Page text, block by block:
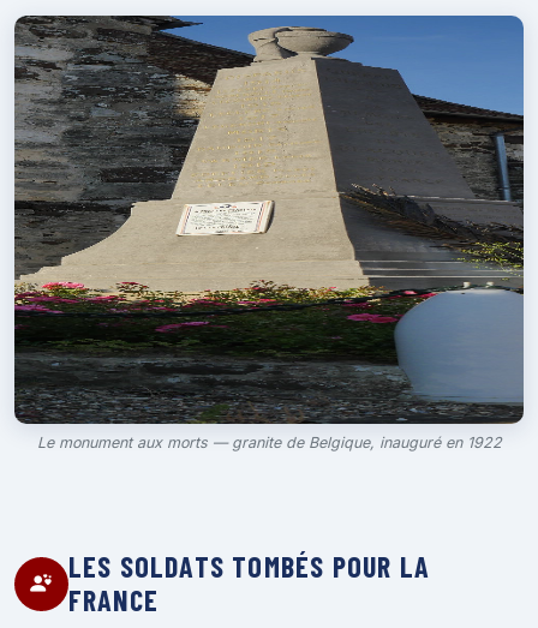
Le monument aux morts — granite de Belgique, inauguré en 1922
LES SOLDATS TOMBÉS POUR LA
FRANCE